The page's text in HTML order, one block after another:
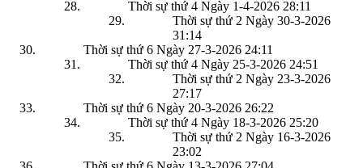
Thời sự thứ 4 Ngày 1-4-2026 28:11
Thời sự thứ 2 Ngày 30-3-2026
31:14
Thời sự thứ 6 Ngày 27-3-2026 24:11
Thời sự thứ 4 Ngày 25-3-2026 24:51
Thời sự thứ 2 Ngày 23-3-2026
27:17
Thời sự thứ 6 Ngày 20-3-2026 26:22
Thời sự thứ 4 Ngày 18-3-2026 25:20
Thời sự thứ 2 Ngày 16-3-2026
23:02